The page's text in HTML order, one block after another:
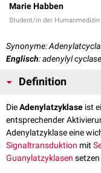
Marie Habben
Student/in der Humanmedizin
Synonyme:
Englisch: adenylyl
Definition
DieAdenylatzyklase ist
entsprechender
Adenylatzyklase eine
Signaltransduktion mit
Guanylatzyklasen setzen